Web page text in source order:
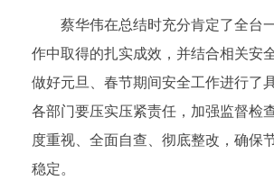
蔡华伟在总结时充分肯定了全台
作中取得的扎实成效，并结合相关安
做好元旦、春节期间安全工作进行了
各部门要压实压紧责任，加强监督检
度重视、全面自查、彻底整改，确保
稳定。